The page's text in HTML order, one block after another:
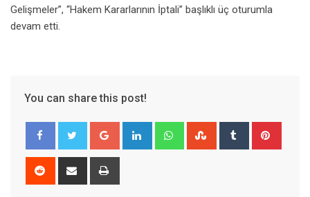
Gelişmeler”, “Hakem Kararlarının İptali” başlıklı üç oturumla
devam etti.
You can share this post!
Google+ LinkedIn WhatsappStumbleUpon
Tumblr
Reddit
Share